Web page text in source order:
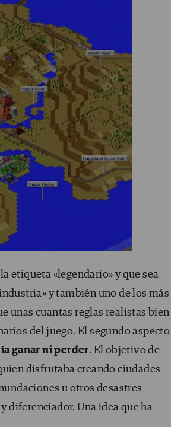
etiqueta «legendario» y que sea
y también uno de los más
unas cuantas reglas realistas bien
del juego. El segundo aspecto
ganar ni perder. El objetivo de
disfrutaba creando ciudades
u otros desastres
diferenciador. Una idea que ha